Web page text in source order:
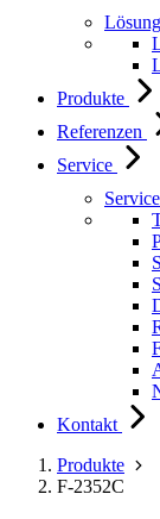
Produkte
Referenzen
Service
Service
Kontakt
Produkte
F-2352C